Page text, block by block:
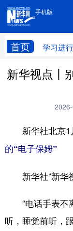
手机版
首页 学习进
手机版
学习进行时
科技
文化
访谈
食品
新华视点丨
新华社北京1
的“电子保姆”
新华社“新华
“电话手表不
听，睡觉前听，